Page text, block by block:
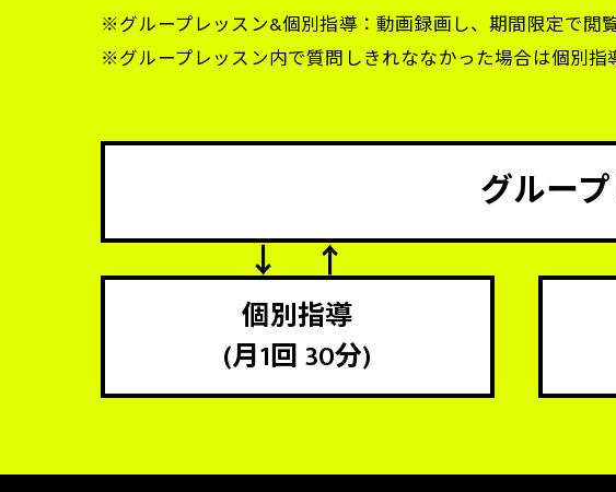
※グループレッスン&個別指導：動画録画し、期間限定で閲覧
※グループレッスン内で質問しきれななかった場合は個別指
グルー
個別指導
(月1回 30分)